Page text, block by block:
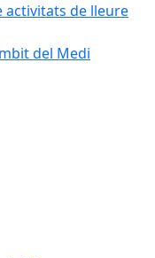
activitats de lleure
del Medi